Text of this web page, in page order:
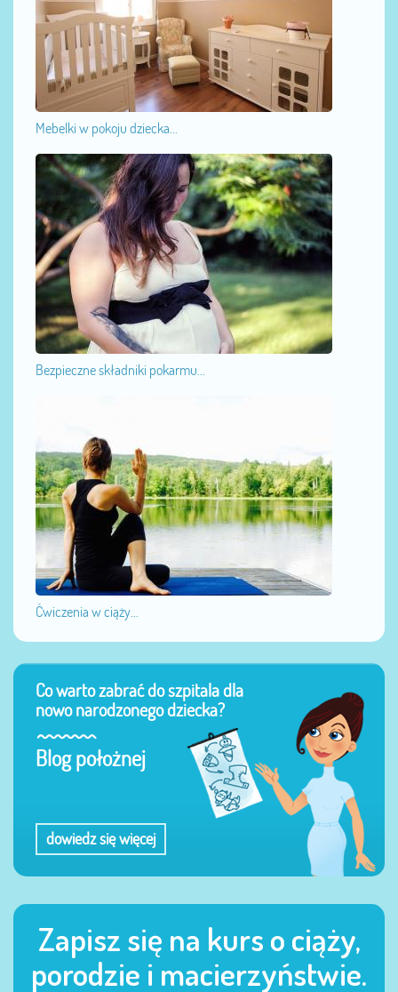
Mebelki w pokoju dziecka...
Bezpieczne składniki pokarmu...
Ćwiczenia w ciąży...
Co warto zabrać do szpitala dla
nowo narodzonego dziecka?
Blog położnej
dowiedz się więcej
Zapisz się na kurs o ciąży,
porodzie i macierzyństwie.